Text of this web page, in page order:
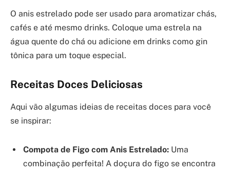
O anis estrelado pode ser usado para aromatizar chás,
cafés e até mesmo drinks. Coloque uma estrela na
água quente do chá ou adicione em drinks como gin
tônica para um toque especial.
Receitas Doces Deliciosas
Aqui vão algumas ideias de receitas doces para você
se inspirar:
Compota de Figo com Anis Estrelado: Uma
combinação perfeita! A doçura do figo se encontra